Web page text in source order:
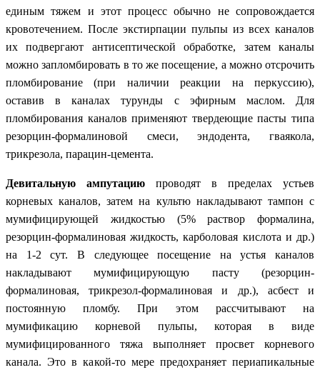
единым тяжем и этот процесс обычно не сопровождается
кровотечением. После экстирпации пульпы из всех каналов
их подвергают антисептической обработке, затем каналы
можно запломбировать в то же посещение, а можно отсрочить
пломбирование (при наличии реакции на перкуссию),
оставив в каналах турунды с эфирным маслом. Для
пломбирования каналов применяют твердеющие пасты типа
резорцин-формалиновой смеси, эндодента, гваякола,
трикрезола, парацин-цемента.
Девитальную ампутацию проводят в пределах устьев
корневых каналов, затем на культю накладывают тампон с
мумифицирующей жидкостью (5% раствор формалина,
резорцин-формалиновая жидкость, карболовая кислота и др.)
на 1-2 сут. В следующее посещение на устья каналов
накладывают мумифицирующую пасту (резорцин-
формалиновая, трикрезол-формалиновая и др.), асбест и
постоянную пломбу. При этом рассчитывают на
мумификацию корневой пульпы, которая в виде
мумифицированного тяжа выполняет просвет корневого
канала. Это в какой-то мере предохраняет периапикальные